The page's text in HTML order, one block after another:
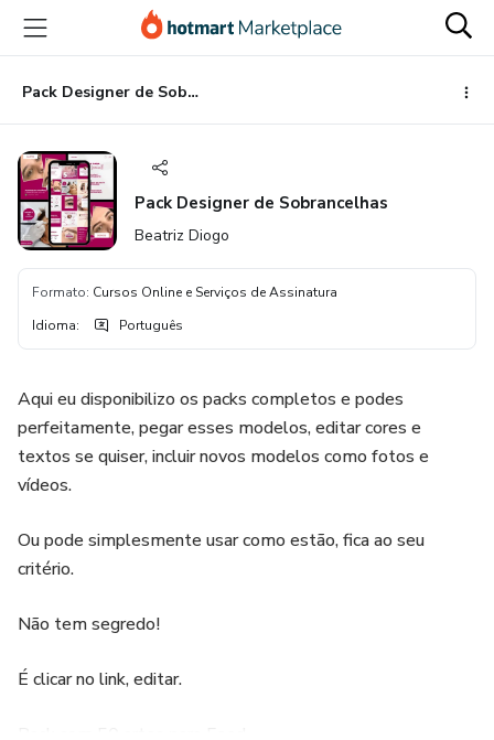
para
conteúdo
principal
para
pagamento
para
rodapé
Pack Designer de Sobrancelhas
Pack Designer de Sobrancelhas
Beatriz Diogo
Formato: Cursos Online e Serviços de Assinatura
Idioma: Português
Aqui eu disponibilizo os packs completos e podes
perfeitamente, pegar esses modelos, editar cores e
textos se quiser, incluir novos modelos como fotos e
vídeos.
Ou pode simplesmente usar como estão, fica ao seu
critério.
Não tem segredo!
É clicar no link, editar.